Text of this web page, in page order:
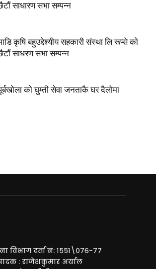
साधारण सभा सम्पन्न
कृषि बहुउद्देश्यीय सहकारी संस्था लि रूप्से काे
साधरण सभा सम्पन्न
काे घुम्ती सेवा जनताकै घर दैलाेमा
विभाग दर्ता नं: १५५१\०७६-७७
: राजेशकुमार अर्याल